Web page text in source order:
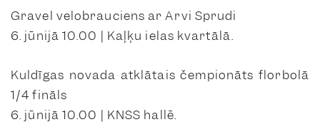
Gravel velobrauciens ar Arvi Sprudi
6. jūnijā 10.00 | Kaļķu ielas kvartālā.
Kuldīgas novada atklātais čempionāts florbolā
1/4 fināls
6. jūnijā 10.00 | KNSS hallē.